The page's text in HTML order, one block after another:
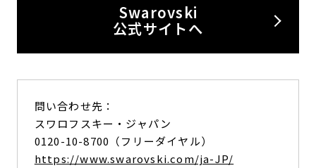
Swarovski
公式サイトへ
問い合わせ先：
スワロフスキー・ジャパン
0120-10-8700（フリーダイヤル）
https://www.swarovski.com/ja-JP/